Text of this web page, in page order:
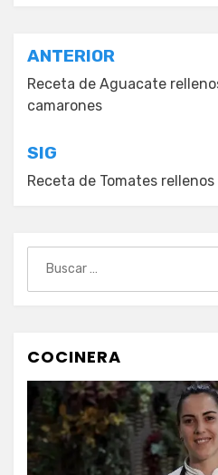
Navegación
de
entradas
ANTERIOR
Receta de Aguacate
camarones
SIG
Receta de Tomates
COCINERA